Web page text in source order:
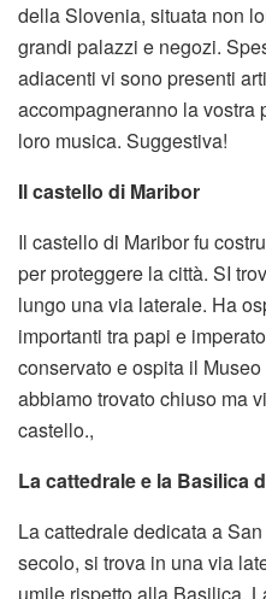
della Slovenia, situata non
grandi palazzi e negozi.
adiacenti vi sono presenti
accompagneranno la
loro musica. Suggestiva!
Il castello di Maribor
Il castello di Maribor fu
per proteggere la città. SI
lungo una via laterale. Ha
importanti tra papi e
conservato e ospita il
abbiamo trovato chiuso ma
castello.,
La cattedrale e la Basilica
La cattedrale dedicata a
secolo, si trova in una via